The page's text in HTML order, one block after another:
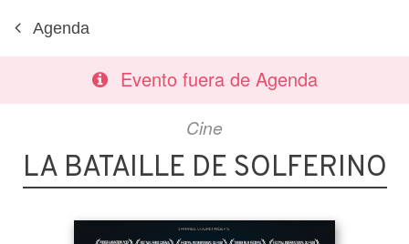
Agenda
Evento fuera de Agenda
Cine
LA BATAILLE DE SOLFERINO